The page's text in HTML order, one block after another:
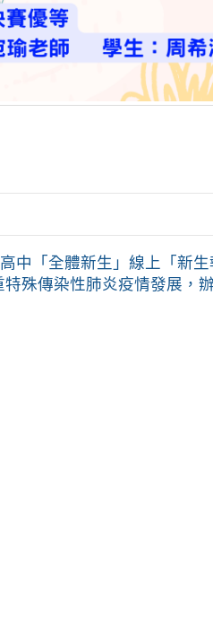
中「全體新生」線上「新
殊傳染性肺炎疫情發展，